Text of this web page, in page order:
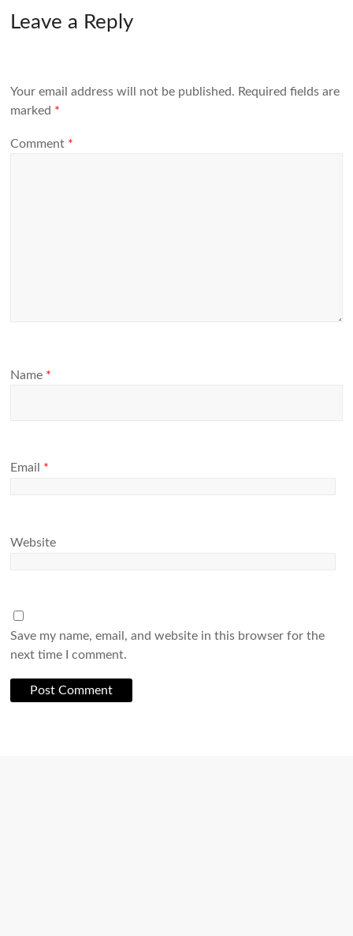
Leave a Reply
Your email address will not be published. Required fields are
marked *
Comment *
Name *
Email *
Website
Save my name, email, and website in this browser for the
next time I comment.